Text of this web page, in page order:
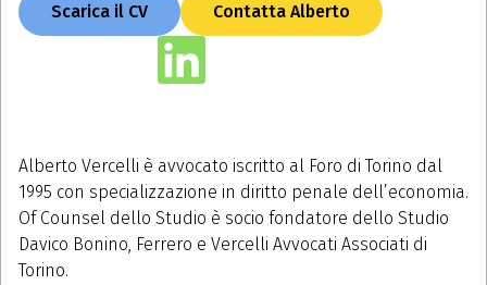
Scarica il CV Contatta Alberto
Alberto Vercelli è avvocato iscritto al Foro di Torino dal
1995 con specializzazione in diritto penale dell’economia.
Of Counsel dello Studio è socio fondatore dello Studio
Davico Bonino, Ferrero e Vercelli Avvocati Associati di
Torino.